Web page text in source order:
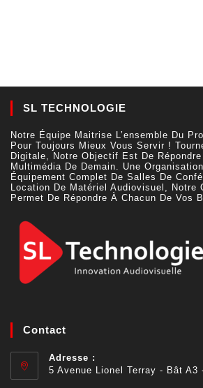
SL TECHNOLOGIE
Notre Équipe Maitrise L’ensemble Du
Pour Toujours Mieux Vous Servir !
Digitale, Notre Objectif Est De
Multimédia De Demain. Une
Équipement Complet De Salles De
Location De Matériel Audiovisuel, Notre
Permet De Répondre À Chacun De Vos
Contact
Adresse :
5 Avenue Lionel Terray - Bât A3